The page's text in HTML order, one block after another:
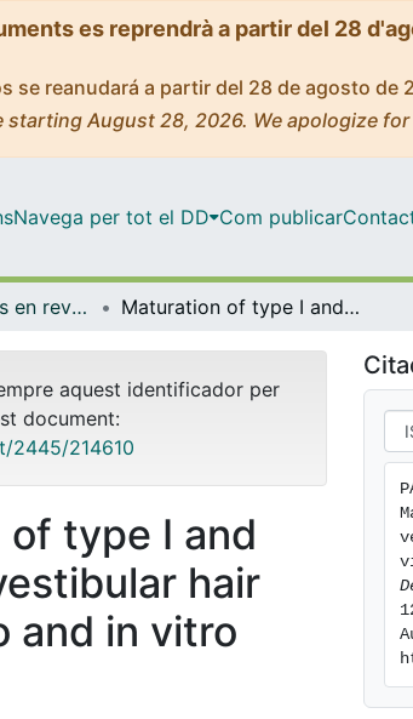
es reprendrà a partir del 28
reanudará a partir del 28 de agosto de
August 28, 2026. We apologize
Navega per tot el DD Com publicar
Articles publicats en revistes (Ciències Fisiològiques) Maturation of type I and type II rat vestibular hair cells in vivo and in vitro
aquest identificador per
document:
2445/214610
type I and
hair
and in vitro